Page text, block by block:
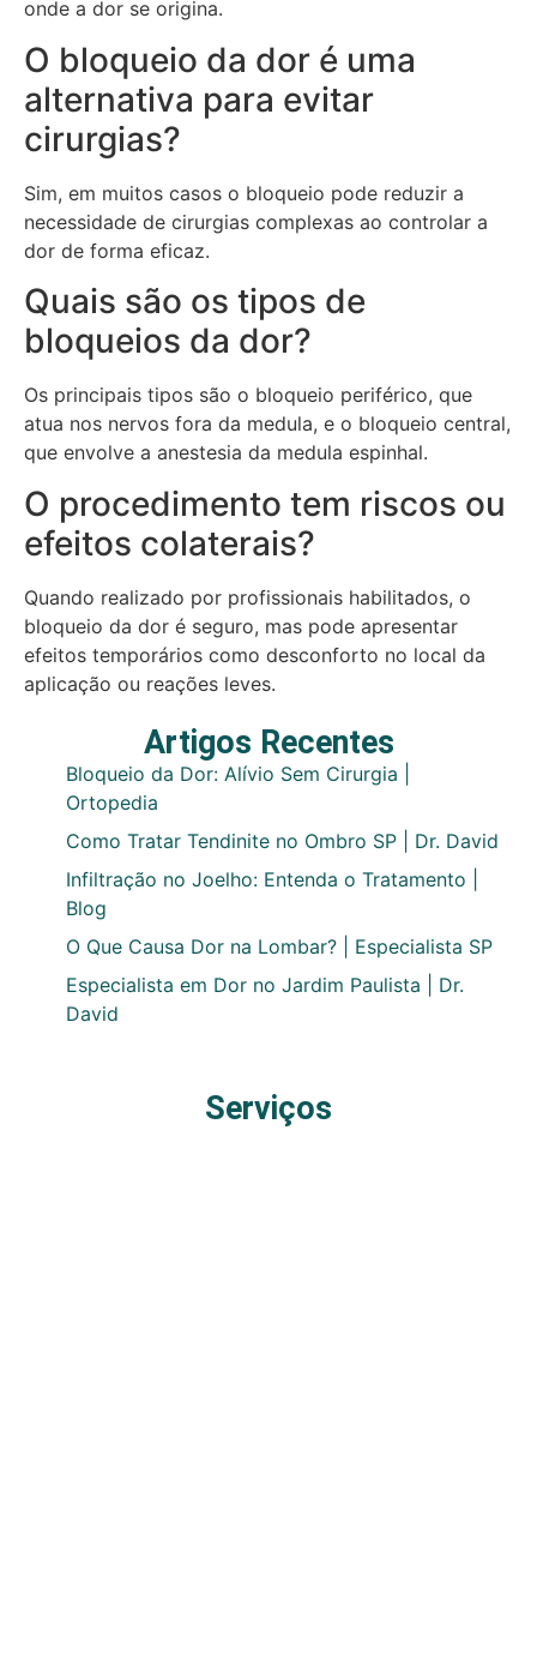
onde a dor se origina.
O bloqueio da dor é uma
alternativa para evitar
cirurgias?
Sim, em muitos casos o bloqueio pode reduzir a
necessidade de cirurgias complexas ao controlar a
dor de forma eficaz.
Quais são os tipos de
bloqueios da dor?
Os principais tipos são o bloqueio periférico, que
atua nos nervos fora da medula, e o bloqueio central,
que envolve a anestesia da medula espinhal.
O procedimento tem riscos ou
efeitos colaterais?
Quando realizado por profissionais habilitados, o
bloqueio da dor é seguro, mas pode apresentar
efeitos temporários como desconforto no local da
aplicação ou reações leves.
Artigos Recentes
Bloqueio da Dor: Alívio Sem Cirurgia |
Ortopedia
Como Tratar Tendinite no Ombro SP | Dr. David
Infiltração no Joelho: Entenda o Tratamento |
Blog
O Que Causa Dor na Lombar? | Especialista SP
Especialista em Dor no Jardim Paulista | Dr.
David
Serviços